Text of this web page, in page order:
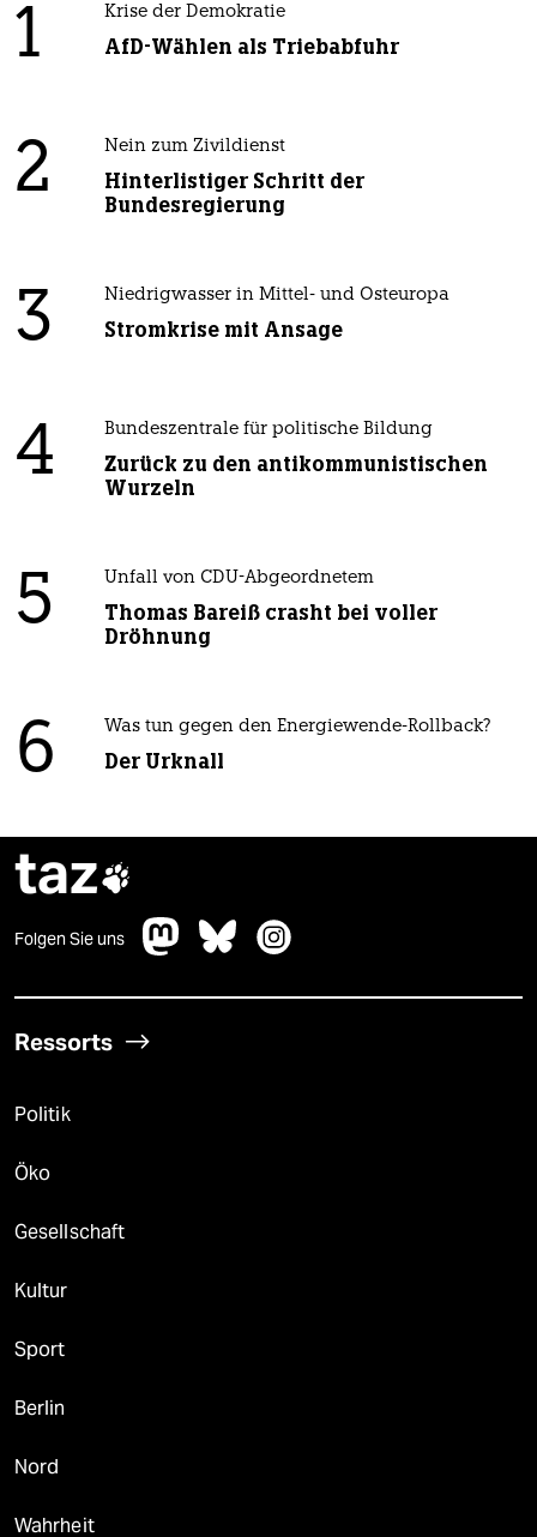
1 Krise der Demokratie
AfD-Wählen als Triebabfuhr
2 Nein zum Zivildienst
Hinterlistiger Schritt der
Bundesregierung
3 Niedrigwasser in Mittel- und Osteuropa
Stromkrise mit Ansage
4 Bundeszentrale für politische Bildung
Zurück zu den antikommunistischen
Wurzeln
5 Unfall von CDU-Abgeordnetem
Thomas Bareiß crasht bei voller
Dröhnung
6 Was tun gegen den Energiewende-Rollback?
Der Urknall
taz
Folgen Sie uns
Ressorts
Politik
Öko
Gesellschaft
Kultur
Sport
Berlin
Nord
Wahrheit